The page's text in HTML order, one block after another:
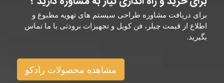
برای دریافت مشاوره طراحی سیستم های تهویه مطبوع و
اطلاع از قیمت چیلر، فن کویل و تجهیزات برودتی با ما تماس
بگیرید.
مشاهده محصولات رادکو